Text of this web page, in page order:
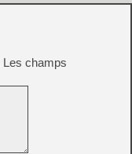
Les champs